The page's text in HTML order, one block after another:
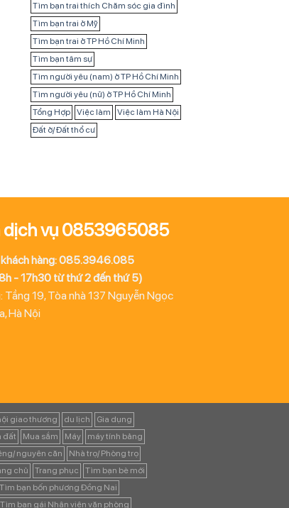
Tìm bạn trai thích Chăm sóc gia đình
Tìm bạn trai ở Mỹ
Tìm bạn trai ở TP Hồ Chí Minh
Tìm bạn tâm sự
Tìm người yêu (nam) ở TP Hồ Chí Minh
Tìm người yêu (nữ) ở TP Hồ Chí Minh
Tổng Hợp
Việc làm
Việc làm Hà Nội
Đất ở/ Đất thổ cư
dịch vụ 0853965085
hàng: 085.3946.085
- 17h30 từ thứ 2 đến thứ 5)
Tầng 19, Tòa nhà 137 Nguyễn Ngọc
Hà Nội
giao thương du lịch
Gia dụng
đất Mua sắm Máy
máy tính bảng
nguyên căn
Nhà trọ/ Phòng trọ
chủ Trang phục
Tìm bạn bè mới
Tìm bạn bốn phương Đồng Nai
Tìm bạn gái Nhân viên văn phòng